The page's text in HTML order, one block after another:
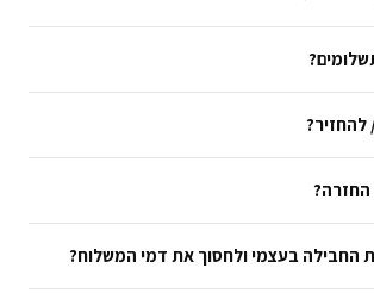
להחזיר?
החבילה בעצמי ולחסוך את דמי המשלוח?